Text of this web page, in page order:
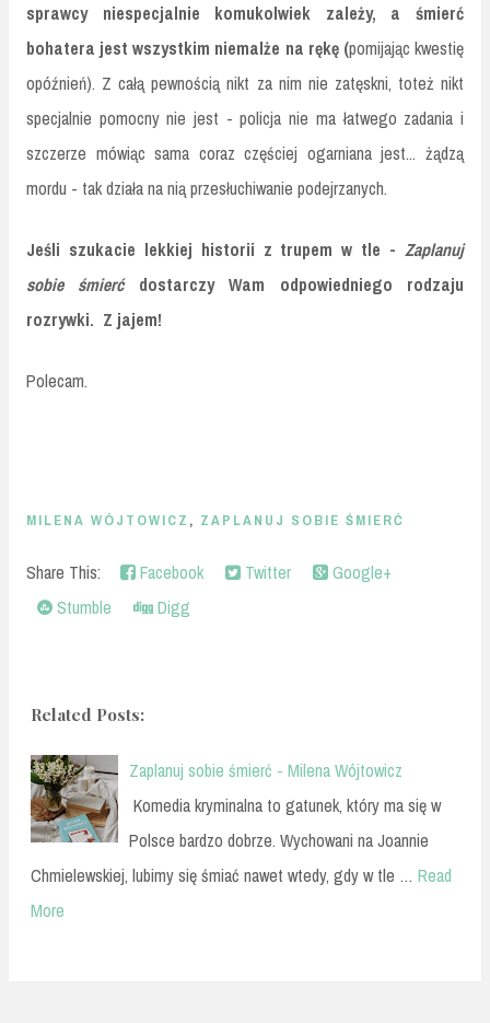
sprawcy niespecjalnie komukolwiek zależy, a śmierć
bohatera jest wszystkim niemalże na rękę (pomijając kwestię
opóźnień). Z całą pewnością nikt za nim nie zatęskni, toteż nikt
specjalnie pomocny nie jest - policja nie ma łatwego zadania i
szczerze mówiąc sama coraz częściej ogarniana jest... żądzą
mordu - tak działa na nią przesłuchiwanie podejrzanych.
Jeśli szukacie lekkiej historii z trupem w tle - Zaplanuj
sobie śmierć dostarczy Wam odpowiedniego rodzaju
rozrywki. Z jajem!
Polecam.
MILENA WÓJTOWICZ , ZAPLANUJ SOBIE ŚMIERĆ
Share This: Facebook Twitter
Google+
Stumble
Digg
Related Posts:
Zaplanuj sobie śmierć - Milena Wójtowicz
Komedia kryminalna to gatunek, który ma się w
Polsce bardzo dobrze. Wychowani na Joannie
Chmielewskiej, lubimy się śmiać nawet wtedy, gdy w tle … Read
More